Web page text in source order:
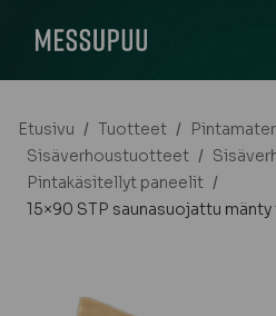
Etusivu / Tuotteet /
Sisäverhoustuotteet /
Pintakäsitellyt paneelit /
15×90 STP saunasuojattu